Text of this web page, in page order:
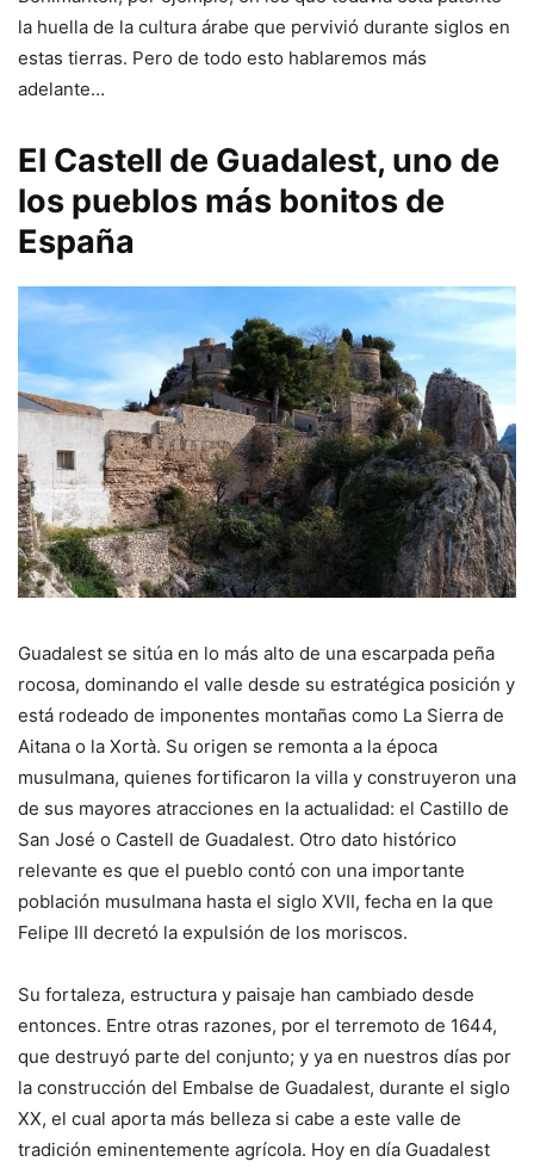
la huella de la cultura árabe que pervivió durante siglos en
estas tierras. Pero de todo esto hablaremos más
adelante…
El Castell de Guadalest, uno de
los pueblos más bonitos de
España
Guadalest se sitúa en lo más alto de una escarpada peña
rocosa, dominando el valle desde su estratégica posición y
está rodeado de imponentes montañas como La Sierra de
Aitana o la Xortà. Su origen se remonta a la época
musulmana, quienes fortificaron la villa y construyeron una
de sus mayores atracciones en la actualidad: el Castillo de
San José o Castell de Guadalest. Otro dato histórico
relevante es que el pueblo contó con una importante
población musulmana hasta el siglo XVII, fecha en la que
Felipe III decretó la expulsión de los moriscos.
Su fortaleza, estructura y paisaje han cambiado desde
entonces. Entre otras razones, por el terremoto de 1644,
que destruyó parte del conjunto; y ya en nuestros días por
la construcción del Embalse de Guadalest, durante el siglo
XX, el cual aporta más belleza si cabe a este valle de
tradición eminentemente agrícola. Hoy en día Guadalest